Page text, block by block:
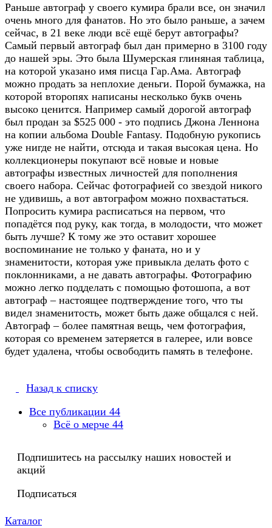
Раньше автограф у своего кумира брали все, он значил
очень много для фанатов. Но это было раньше, а зачем
сейчас, в 21 веке люди всё ещё берут автографы?
Самый первый автограф был дан примерно в 3100 году
до нашей эры. Это была Шумерская глиняная таблица,
на которой указано имя писца Гар.Ама. Автограф
можно продать за неплохие деньги. Порой бумажка, на
которой второпях написаны несколько букв очень
высоко ценится. Например самый дорогой автограф
был продан за $525 000 - это подпись Джона Леннона
на копии альбома Double Fantasy. Подобную рукопись
уже нигде не найти, отсюда и такая высокая цена. Но
коллекционеры покупают всё новые и новые
автографы известных личностей для пополнения
своего набора. Сейчас фотографией со звездой никого
не удивишь, а вот автографом можно похвастаться.
Попросить кумира расписаться на первом, что
попадётся под руку, как тогда, в молодости, что может
быть лучше? К тому же это оставит хорошее
воспоминание не только у фаната, но и у
знаменитости, которая уже привыкла делать фото с
поклонниками, а не давать автографы. Фотографию
можно легко подделать с помощью фотошопа, а вот
автограф – настоящее подтверждение того, что ты
видел знаменитость, может быть даже общался с ней.
Автограф – более памятная вещь, чем фотография,
которая со временем затеряется в галерее, или вовсе
будет удалена, чтобы освободить память в телефоне.
Назад к списку
Все публикации 44
Всё о мерче 44
Подпишитесь на рассылку наших новостей и
акций
Подписаться
Каталог